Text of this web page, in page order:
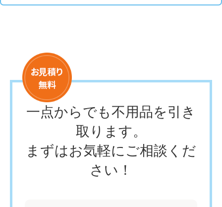
一点からでも不用品を引き
取ります。
まずはお気軽にご相談くだ
さい！